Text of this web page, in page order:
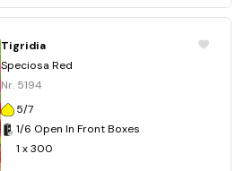
Tigridia
Speciosa Red
Nr. 5194
5/7
1/6 Open In Front Boxes
1 x 300